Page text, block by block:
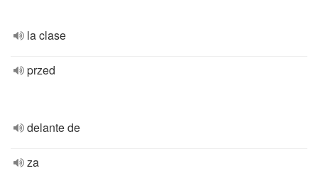
la clase
przed
delante de
za